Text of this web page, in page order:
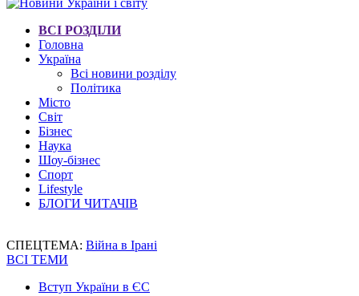
ВСІ РОЗДІЛИ
Головна
Україна
Всі новини розділу
Політика
Місто
Світ
Бізнес
Наука
Шоу-бізнес
Спорт
Lifestyle
БЛОГИ ЧИТАЧІВ
СПЕЦТЕМА: Війна в Ірані
ВСІ ТЕМИ
Вступ України в ЄС